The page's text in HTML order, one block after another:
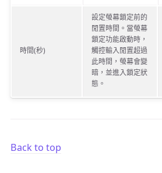
時間(秒)
設定螢幕鎖定前的
閒置時間。當螢幕
鎖定功能啟動時，
觸控輸入閒置超過
此時間，螢幕會變
暗，並進入鎖定狀
態。
Back to top